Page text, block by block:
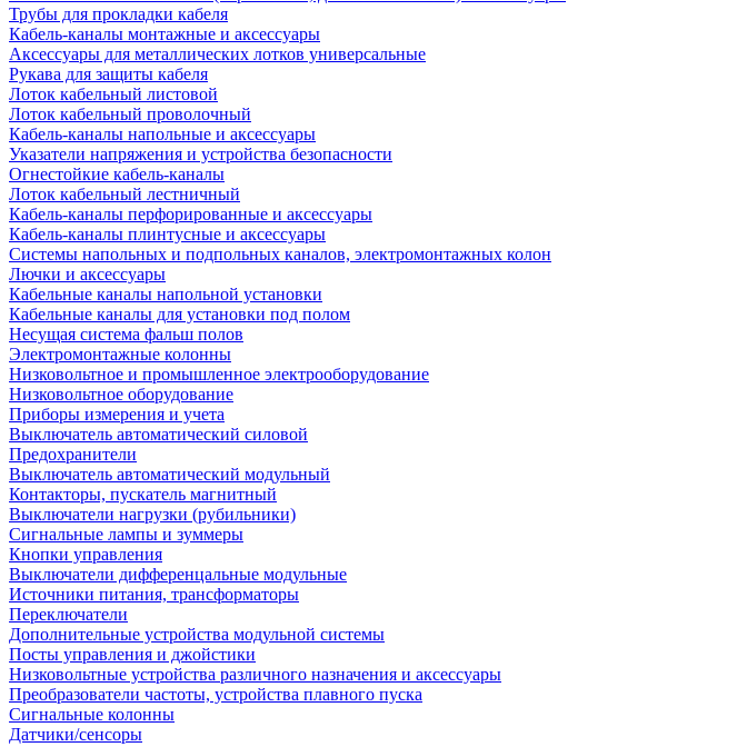
Трубы для прокладки кабеля
Кабель-каналы монтажные и аксессуары
Аксессуары для металлических лотков универсальные
Рукава для защиты кабеля
Лоток кабельный листовой
Лоток кабельный проволочный
Кабель-каналы напольные и аксессуары
Указатели напряжения и устройства безопасности
Огнестойкие кабель-каналы
Лоток кабельный лестничный
Кабель-каналы перфорированные и аксессуары
Кабель-каналы плинтусные и аксессуары
Системы напольных и подпольных каналов, электромонтажных колон
Лючки и аксессуары
Кабельные каналы напольной установки
Кабельные каналы для установки под полом
Несущая система фальш полов
Электромонтажные колонны
Низковольтное и промышленное электрооборудование
Низковольтное оборудование
Приборы измерения и учета
Выключатель автоматический силовой
Предохранители
Выключатель автоматический модульный
Контакторы, пускатель магнитный
Выключатели нагрузки (рубильники)
Сигнальные лампы и зуммеры
Кнопки управления
Выключатели дифференцальные модульные
Источники питания, трансформаторы
Переключатели
Дополнительные устройства модульной системы
Посты управления и джойстики
Низковольтные устройства различного назначения и аксессуары
Преобразователи частоты, устройства плавного пуска
Сигнальные колонны
Датчики/сенсоры